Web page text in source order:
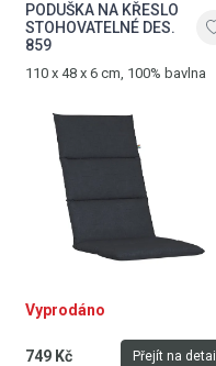
PODUŠKA NA KŘESLO
STOHOVATELNÉ DES.
859
110 x 48 x 6 cm, 100% bavlna
Vyprodáno
749 Kč Přejít na detail